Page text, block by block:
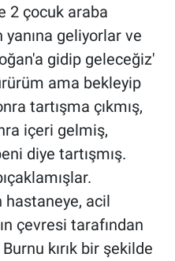
2 çocuk araba
yanına geliyorlar ve
gidip geleceğiz'
ama bekleyip
tartışma çıkmış,
içeri gelmiş,
diye tartışmış.
hastaneye, acil
çevresi tarafından
kırık bir şekilde